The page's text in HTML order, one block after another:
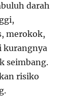
darah
merokok,
kurangnya
seimbang.
risiko